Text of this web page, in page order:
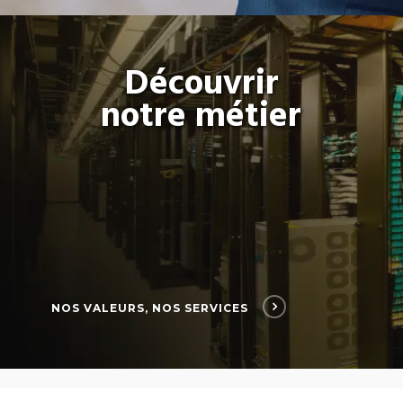
Découvrir
notre métier
NOS VALEURS, NOS SERVICES